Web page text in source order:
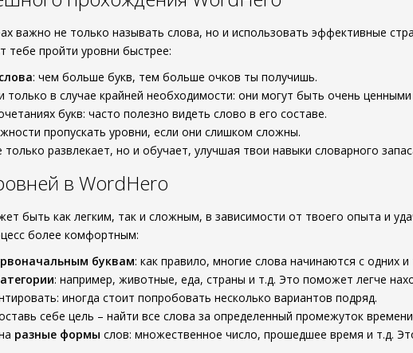
важно не только называть слова, но и использовать эффективные
тебе пройти уровни быстрее:
: чем больше букв, тем больше очков ты получишь.
только в случае крайней необходимости: они могут быть очень
букв: часто полезно видеть слово в его составе.
пропускать уровни, если они слишком сложны.
только развлекает, но и обучает, улучшая твои навыки словарного
в WordHero
быть как легким, так и сложным, в зависимости от твоего опыта и
более комфортным:
буквам: как правило, многие слова начинаются с одних и
: например, животные, еда, страны и т.д. Это поможет легче
иногда стоит попробовать несколько вариантов подряд.
себе цель – найти все слова за определенный промежуток
разные формы слов: множественное число, прошедшее время и т.д.